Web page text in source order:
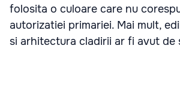
folosita o culoare care nu
autorizatiei primariei. Mai mult,
si arhitectura cladirii ar fi avut de